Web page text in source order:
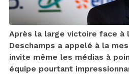
Après la large victoire face à
Deschamps a appelé à la
invite même les médias à
équipe pourtant